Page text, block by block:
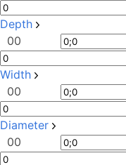
Depth
00
Width
00
Diameter
00